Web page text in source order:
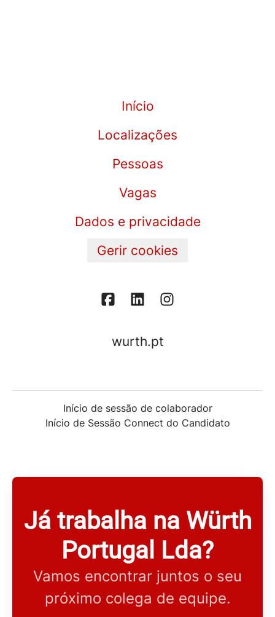
Início
Localizações
Pessoas
Vagas
Dados e privacidade
Gerir cookies
wurth.pt
Início de sessão de colaborador
Início de Sessão Connect do Candidato
Já trabalha na Würth
Portugal Lda?
Vamos encontrar juntos o seu
próximo colega de equipe.